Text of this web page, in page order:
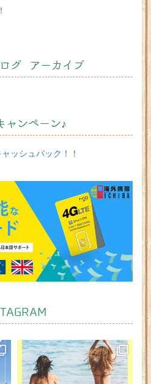
グ アーカイブ
ャンペーン♪
ッシュバック！！